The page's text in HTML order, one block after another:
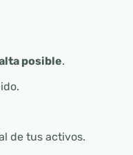
posible.
de tus activos.